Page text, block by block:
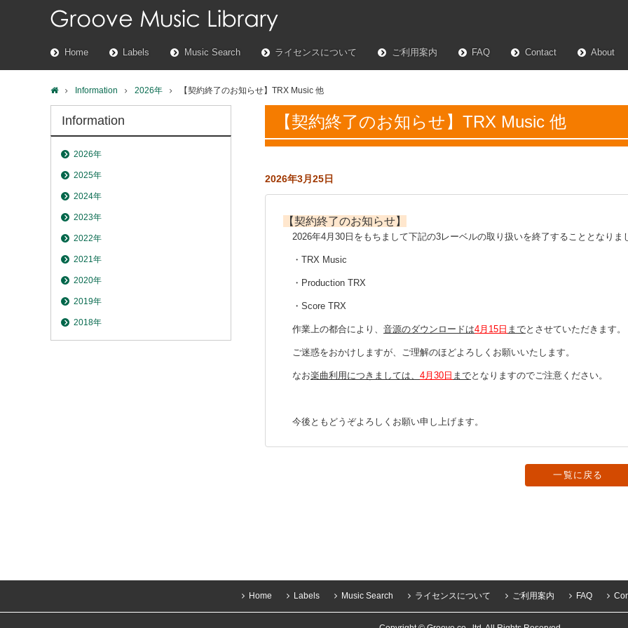
Home Labels Music Search ライセンスについて ご利用案内 FAQ Contact About
Information 2026年 【契約終了のお知らせ】TRX Music 他
【契約終了のお知らせ】TRX Music 他
2026年3月25日
【契約終了のお知らせ】
2026年4月30日をもちまして下記の3レーベルの取り扱いを終了することとなりま
・TRX Music
・ Production TRX
・ Score TRX
作業上の都合により、 音源のダウンロードは4月15日 までとさせていただきます。
ご迷惑をおかけしますが、ご理解のほどよろしくお願いいたします。
なお楽曲利用につきましては、 4月30日 までとなりますのでご注意ください。
今後ともどうぞよろしくお願い申し上げます。
一覧に戻る
Information
2026年
2025年
2024年
2023年
2022年
2021年
2020年
2019年
2018年
Home Labels Music Search ライセンスについて ご利用案内 FAQ